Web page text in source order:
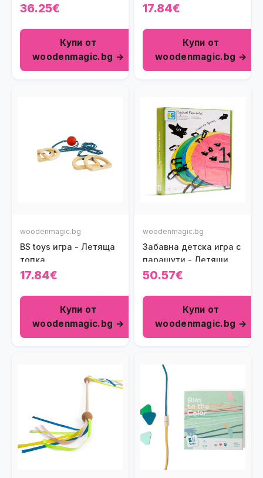
36.25€
Купи от
woodenmagic.bg →
17.84€
Купи от
woodenmagic.bg →
woodenmagic.bg
BS toys игра - Летяща
топка
17.84€
Купи от
woodenmagic.bg →
woodenmagic.bg
Забавна детска игра с
парашути - Летящи
катерици
50.57€
Купи от
woodenmagic.bg →